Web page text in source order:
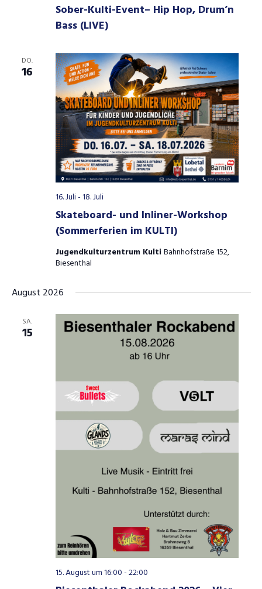
Sober-Kulti-Event– Hip Hop, Drum’n
Bass (LIVE)
DO.
16
Skateboard- und Inliner-Workshop
(Sommerferien im KULTI)
16. Juli-18. Juli
Jugendkulturzentrum KultiBahnhofstraße 152,
Biesenthal
August 2026
SA.
15
15. August um 16:00-22:00